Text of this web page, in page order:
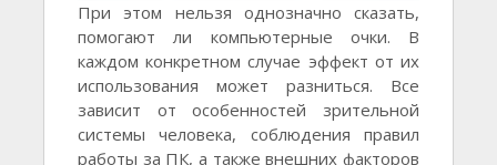
При этом нельзя однозначно сказать,
помогают ли компьютерные очки. В
каждом конкретном случае эффект от их
использования может разниться. Все
зависит от особенностей зрительной
системы человека, соблюдения правил
работы за ПК, а также внешних факторов